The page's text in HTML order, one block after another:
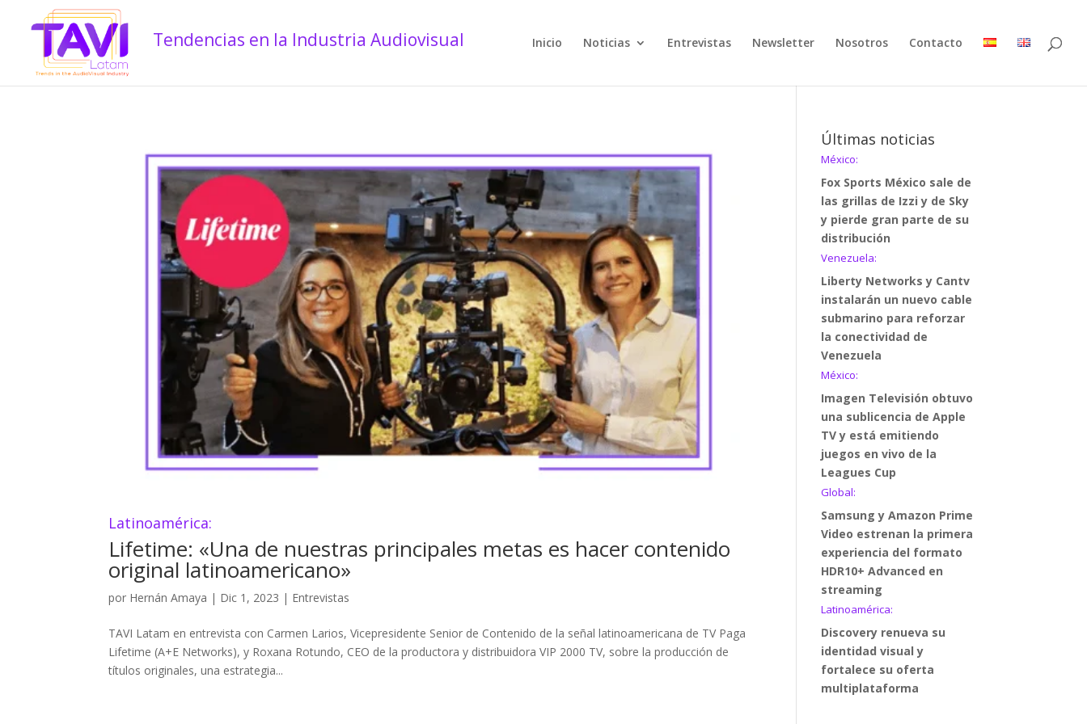
Inicio Noticias Entrevistas Newsletter Nosotros Contacto
Latinoamérica:
Lifetime: «Una de nuestras principales metas es hacer contenido
original latinoamericano»
por Hernán Amaya | Dic 1, 2023 | Entrevistas
TAVI Latam en entrevista con Carmen Larios, Vicepresidente Senior de Contenido de la señal latinoamericana de TV Paga
Lifetime (A+E Networks), y Roxana Rotundo, CEO de la productora y distribuidora VIP 2000 TV, sobre la producción de
títulos originales, una estrategia...
Últimas noticias
México:
Fox Sports México sale de
las grillas de Izzi y de Sky
y pierde gran parte de su
distribución
Venezuela:
Liberty Networks y Cantv
instalarán un nuevo cable
submarino para reforzar
la conectividad de
Venezuela
México:
Imagen Televisión obtuvo
una sublicencia de Apple
TV y está emitiendo
juegos en vivo de la
Leagues Cup
Global:
Samsung y Amazon Prime
Video estrenan la primera
experiencia del formato
HDR10+ Advanced en
streaming
Latinoamérica:
Discovery renueva su
identidad visual y
fortalece su oferta
multiplataforma